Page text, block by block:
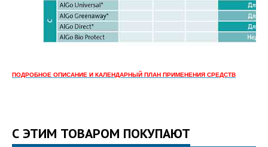
ПОДРОБНОЕ ОПИСАНИЕ И КАЛЕНДАРНЫЙ ПЛАН ПРИМЕНЕНИЯ СРЕДСТВ
С ЭТИМ ТОВАРОМ ПОКУПАЮТ